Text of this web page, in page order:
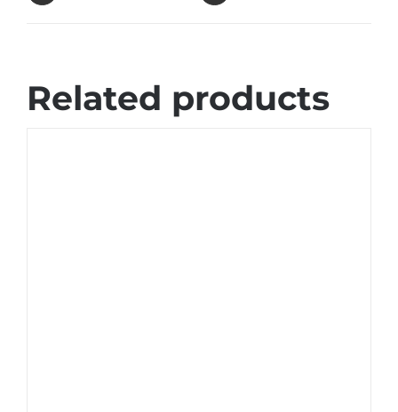
Related products